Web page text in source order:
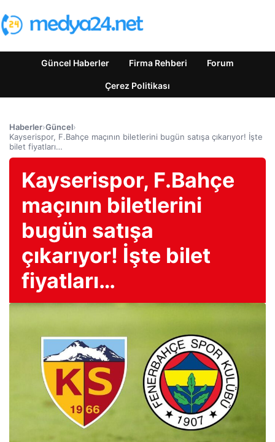
Güncel Haberler Firma Rehberi Forum
Çerez Politikası
Haberler›Güncel›
Kayserispor, F.Bahçe maçının biletlerini bugün satışa çıkarıyor! İşte
bilet fiyatları…
Kayserispor, F.Bahçe
maçının biletlerini
bugün satışa
çıkarıyor! İşte bilet
fiyatları…